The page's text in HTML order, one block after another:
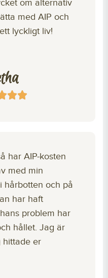
om alternativ
med AIP och
lyckligt liv!
har AIP-kosten
med min
hårbotten och på
har haft
problem har
hållet. Jag är
hittade er